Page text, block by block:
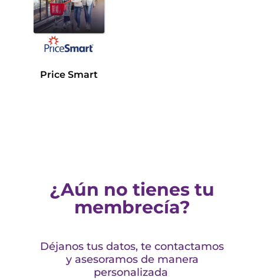
Price Smart
¿Aún no tienes tu
membrecía?
Déjanos tus datos, te contactamos
y asesoramos de manera
personalizada